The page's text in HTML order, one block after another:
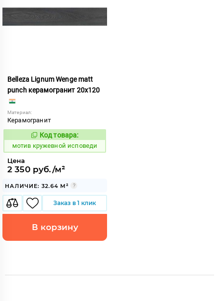
Belleza Lignum Wenge matt
punch керамогранит 20x120
Материал:
Керамогранит
1036285
Код товара:
мотив кружевной исповеди
Цена
2 350 руб./м²
НАЛИЧИЕ: 32.64 М²
Заказ в 1 клик
В корзину